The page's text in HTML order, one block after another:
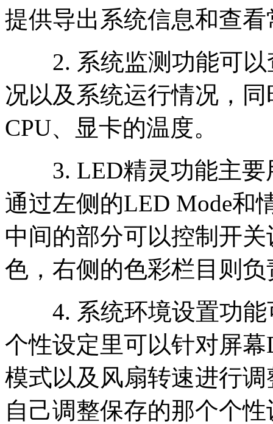
提供导出系统信息和查
2. 系统监测功能可以
况以及系统运行情况，
CPU、显卡的温度。
3. LED精灵功能主要
通过左侧的LED Mode和
中间的部分可以控制开
色，右侧的色彩栏目则
4. 系统环境设置功能
个性设定里可以针对屏
模式以及风扇转速进行
自己调整保存的那个个